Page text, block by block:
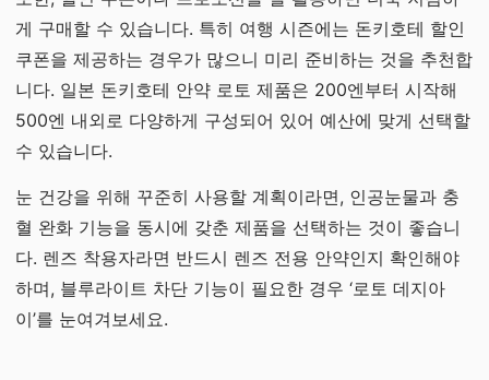
게 구매할 수 있습니다. 특히 여행 시즌에는 돈키호테 할인
쿠폰을 제공하는 경우가 많으니 미리 준비하는 것을 추천합
니다. 일본 돈키호테 안약 로토 제품은 200엔부터 시작해
500엔 내외로 다양하게 구성되어 있어 예산에 맞게 선택할
수 있습니다.
눈 건강을 위해 꾸준히 사용할 계획이라면, 인공눈물과 충
혈 완화 기능을 동시에 갖춘 제품을 선택하는 것이 좋습니
다. 렌즈 착용자라면 반드시 렌즈 전용 안약인지 확인해야
하며, 블루라이트 차단 기능이 필요한 경우 ‘로토 데지아
이’를 눈여겨보세요.